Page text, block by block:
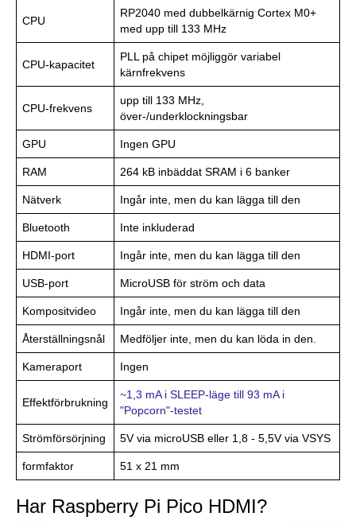
CPU
RP2040 med dubbelkärnig Cortex M0+
med upp till 133 MHz
CPU-kapacitet
PLL på chipet möjliggör variabel
kärnfrekvens
CPU-frekvens
upp till 133 MHz,
över-/underklockningsbar
GPU Ingen GPU
RAM 264 kB inbäddat SRAM i 6 banker
Nätverk Ingår inte, men du kan lägga till den
Bluetooth Inte inkluderad
HDMI-port Ingår inte, men du kan lägga till den
USB-port MicroUSB för ström och data
Kompositvideo Ingår inte, men du kan lägga till den
Återställningsnål Medföljer inte, men du kan löda in den.
Kameraport Ingen
Effektförbrukning
~1,3 mA i SLEEP-läge till 93 mA i
"Popcorn"-testet
Strömförsörjning 5V via microUSB eller 1,8 - 5,5V via VSYS
formfaktor 51 x 21 mm
Har Raspberry Pi Pico HDMI?